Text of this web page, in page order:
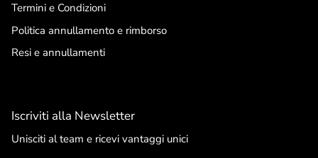
Termini e Condizioni
Politica annullamento e rimborso
Resi e annullamenti
Iscriviti alla Newsletter
Unisciti al team e ricevi vantaggi unici